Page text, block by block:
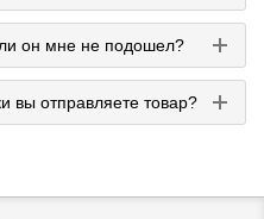
он мне не подошел?
вы отправляете товар?